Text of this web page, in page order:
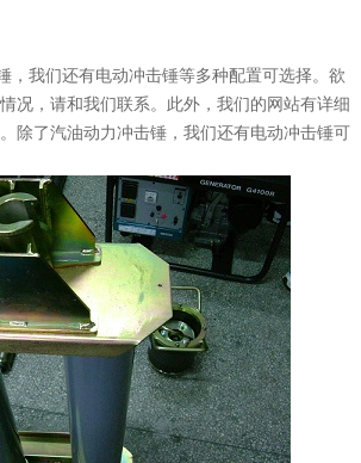
我们还有电动冲击锤等多种配置可选择。欲
况，请和我们联系。此外，我们的网站有详细
除了汽油动力冲击锤，我们还有电动冲击锤可